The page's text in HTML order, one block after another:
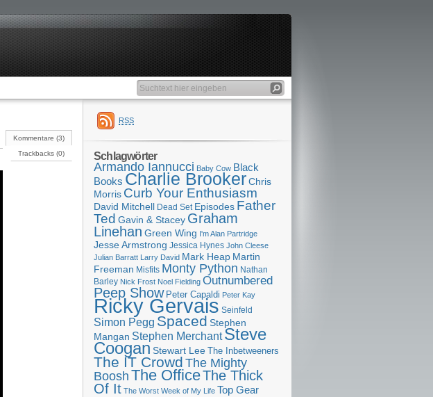
Kommentare (3)
Trackbacks (0)
RSS
Schlagwörter
Armando Iannucci Baby Cow Black
Books Charlie BrookerChris
Morris Curb Your Enthusiasm
David Mitchell Dead Set Episodes Father
Ted Gavin & Stacey Graham
Linehan Green Wing I'm Alan Partridge
Jesse Armstrong Jessica Hynes John Cleese
Julian Barratt Larry David Mark Heap Martin
Freeman Misfits Monty Python Nathan
Barley Nick Frost Noel Fielding Outnumbered
Peep Show Peter Capaldi Peter Kay
Ricky Gervais Seinfeld
Simon Pegg Spaced Stephen
Mangan Stephen Merchant Steve
CooganStewart Lee The Inbetweeners
The IT Crowd The Mighty
Boosh The OfficeThe Thick
Of It The Worst Week of My Life Top Gear